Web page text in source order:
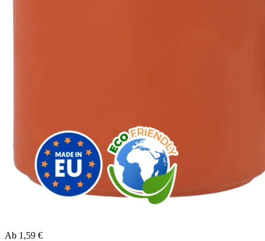
Ab 1,59 €